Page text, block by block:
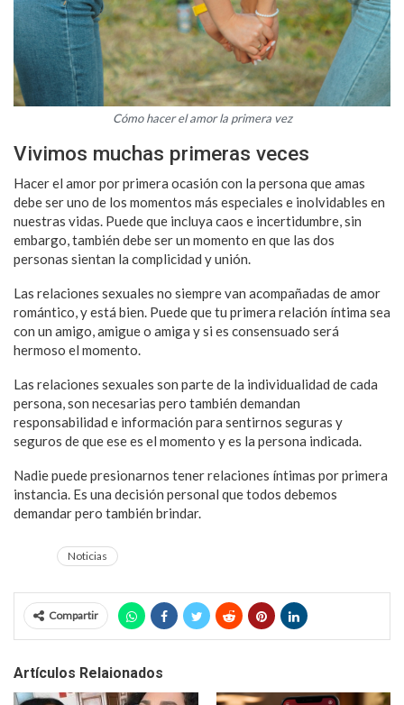
Cómo hacer el amor la primera vez
Vivimos muchas primeras veces
Hacer el amor por primera ocasión con la persona que amas
debe ser uno de los momentos más especiales e inolvidables en
nuestras vidas. Puede que incluya caos e incertidumbre, sin
embargo, también debe ser un momento en que las dos
personas sientan la complicidad y unión.
Las relaciones sexuales no siempre van acompañadas de amor
romántico, y está bien. Puede que tu primera relación íntima sea
con un amigo, amigue o amiga y si es consensuado será
hermoso el momento.
Las relaciones sexuales son parte de la individualidad de cada
persona, son necesarias pero también demandan
responsabilidad e información para sentirnos seguras y
seguros de que ese es el momento y es la persona indicada.
Nadie puede presionarnos tener relaciones íntimas por primera
instancia. Es una decisión personal que todos debemos
demandar pero también brindar.
Noticias
Compartir
Artículos Relaionados